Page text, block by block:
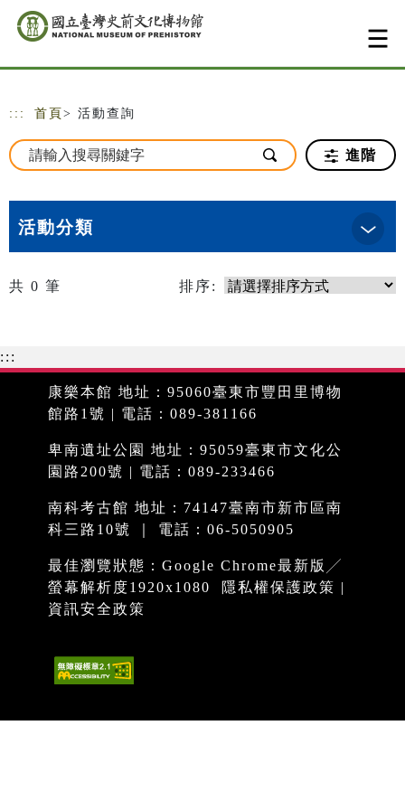
跳到主要內容
網站導覽
::: 首頁 > 活動查詢
進階
活動分類
共 0 筆 排序:
:::
康樂本館 地址：95060臺東市豐田里博物
館路1號 | 電話：089-381166
卑南遺址公園 地址：95059臺東市文化公
園路200號 | 電話：089-233466
南科考古館 地址：74147臺南市新市區南
科三路10號 ｜ 電話：06-5050905
最佳瀏覽狀態：Google Chrome最新版╱
螢幕解析度1920x1080
隱私權保護政策 |
資訊安全政策